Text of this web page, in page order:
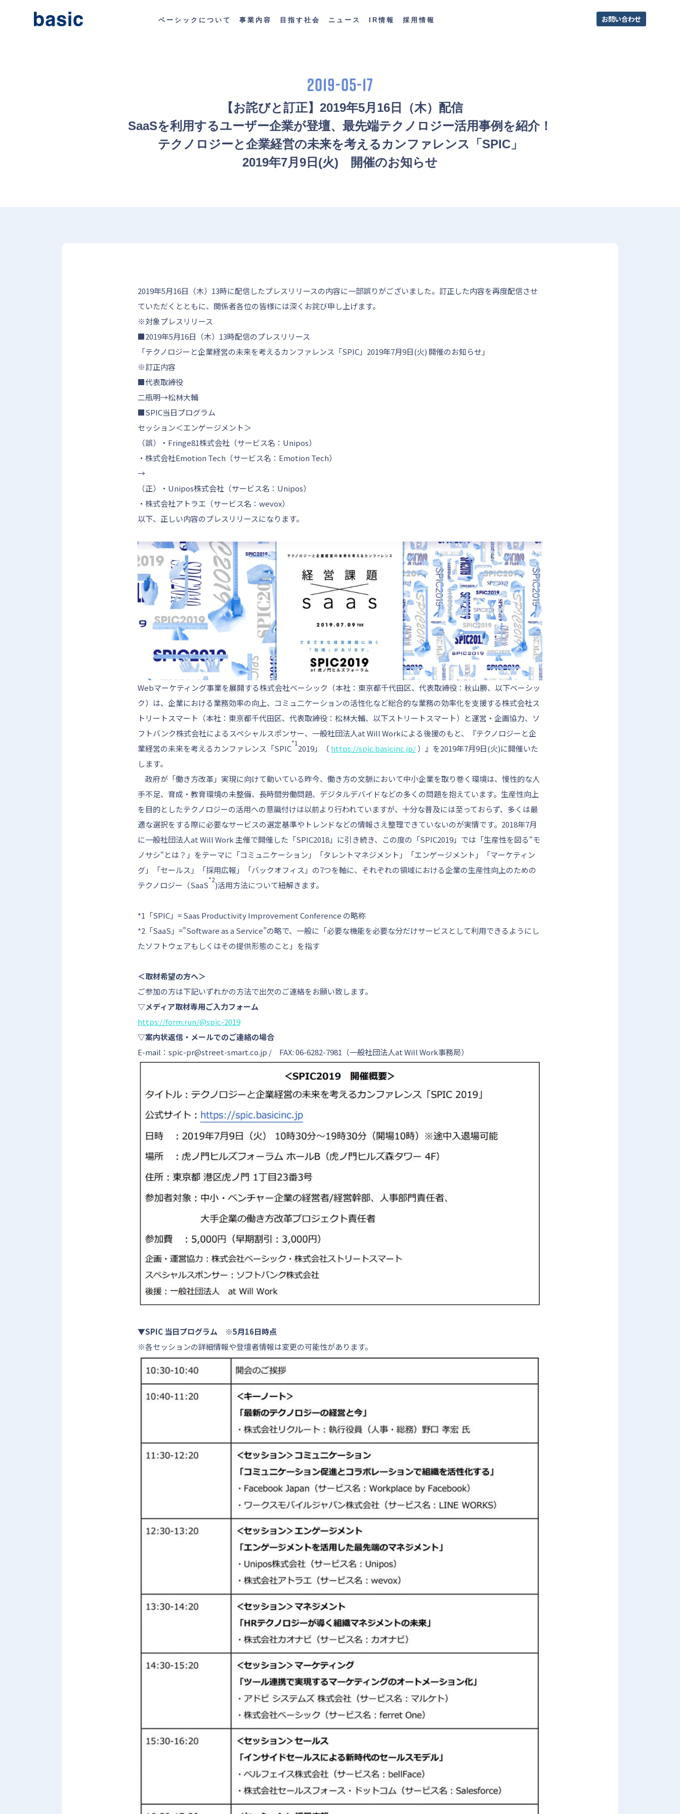
ベーシックについて 事業内容 目指す社会 ニュース IR情報 採用情報 お問い合わせ
2019-05-17
【お詫びと訂正】2019年5月16日（木）配信
SaaSを利用するユーザー企業が登壇、最先端テクノロジー活用事例を紹介！
テクノロジーと企業経営の未来を考えるカンファレンス「SPIC」
2019年7月9日(火)　開催のお知らせ
2019年5月16日（木）13時に配信したプレスリリースの内容に一部誤りがございました。訂正した内容を再度配信させ
ていただくとともに、関係者各位の皆様には深くお詫び申し上げます。
※対象プレスリリース
■2019年5月16日（木）13時配信のプレスリリース
「テクノロジーと企業経営の未来を考えるカンファレンス「SPIC」2019年7月9日(火) 開催のお知らせ」
※訂正内容
■代表取締役
二瓶明→松林大輔
■SPIC当日プログラム
セッション＜エンゲージメント＞
（誤）・Fringe81株式会社（サービス名：Unipos）
・株式会社Emotion Tech（サービス名：Emotion Tech）
→
（正）・Unipos株式会社（サービス名：Unipos）
・株式会社アトラエ（サービス名：wevox）
以下、正しい内容のプレスリリースになります。
Webマーケティング事業を展開する株式会社ベーシック（本社：東京都千代田区、代表取締役：秋山勝、以下ベーシッ
ク）は、企業における業務効率の向上、コミュ二ケーションの活性化など総合的な業務の効率化を支援する株式会社ス
トリートスマート（本社：東京都千代田区、代表取締役：松林大輔、以下ストリートスマート）と運営・企画協力、ソ
フトバンク株式会社によるスペシャルスポンサー、一般社団法人at Will Workによる後援のもと、『テクノロジーと企
業経営の未来を考えるカンファレンス「SPIC
*1
2019」（ https://spic.basicinc.jp/）』を2019年7月9日(火)に開催いた
します。
政府が「働き方改革」実現に向けて動いている昨今、働き方の文脈において中小企業を取り巻く環境は、慢性的な人
手不足、育成・教育環境の未整備、長時間労働問題、デジタルデバイドなどの多くの問題を抱えています。生産性向上
を目的としたテクノロジーの活用への意識付けは以前より行われていますが、十分な普及には至っておらず、多くは最
適な選択をする際に必要なサービスの選定基準やトレンドなどの情報さえ整理できていないのが実情です。2018年7月
に一般社団法人at Will Work 主催で開催した「SPIC2018」に引き続き、この度の「SPIC2019」では「生産性を図る“モ
ノサシ“とは？」をテーマに「コミュニケーション」「タレントマネジメント」「エンゲージメント」「マーケティン
グ」「セールス」「採用広報」「バックオフィス」の7つを軸に、それぞれの領域における企業の生産性向上のための
テクノロジー（SaaS
*2
)活用方法について紐解きます。
*1「SPIC」= Saas Productivity Improvement Conference の略称
*2「SaaS」=”Software as a Service”の略で、一般に「必要な機能を必要な分だけサービスとして利用できるようにし
たソフトウェアもしくはその提供形態のこと」を指す
＜取材希望の方へ＞
ご参加の方は下記いずれかの方法で出欠のご連絡をお願い致します。
▽メディア取材専用ご入力フォーム
https://form.run/@spic-2019
▽案内状返信・メールでのご連絡の場合
E-mail：spic-pr@street-smart.co.jp / FAX: 06-6282-7981（一般社団法人at Will Work事務局）
▼SPIC 当日プログラム ※5月16日時点
※各セッションの詳細情報や登壇者情報は変更の可能性があります。